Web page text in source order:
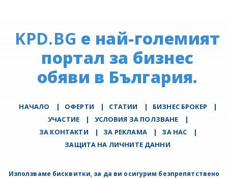
KPD.BG е най-големият
портал за бизнес
обяви в България.
НАЧАЛО | ОФЕРТИ | СТАТИИ | БИЗНЕС БРОКЕР
|
УЧАСТИЕ
| УСЛОВИЯ ЗА ПОЛЗВАНЕ
|
ЗА КОНТАКТИ
| ЗА РЕКЛАМА | ЗА НАС
|
ЗАЩИТА НА ЛИЧНИТЕ ДАННИ
Използваме бисквитки, за да ви осигурим безпрепятствено